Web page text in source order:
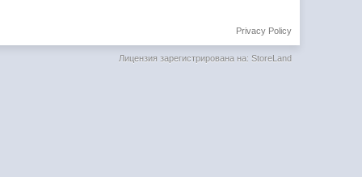
Privacy Policy
Лицензия зарегистрирована на: StoreLand